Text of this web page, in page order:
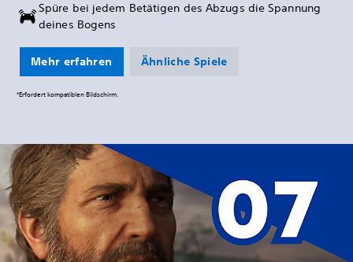
Spüre bei jedem Betätigen des Abzugs die Spannung
deines Bogens
Mehr erfahren Ähnliche Spiele
*Erfordert kompatiblen Bildschirm.